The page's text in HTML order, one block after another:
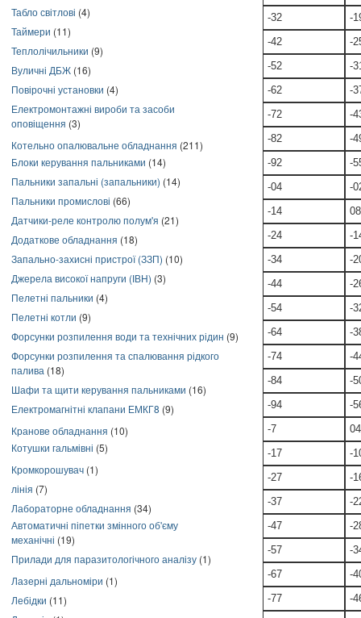
Табло світлові (4)
Таймери (11)
Теплолічильники (9)
Вуличні ДБЖ (16)
Повірочні установки (4)
Електромонтажні вироби та засоби
оповіщення (3)
Котельно опалювальне обладнання (211)
Блоки керування пальниками (14)
Пальники запальні (запальники) (14)
Пальники промислові (66)
Датчики-реле контролю полум'я (21)
Додаткове обладнання (18)
Запально-захисні пристрої (ЗЗП) (10)
Джерела високої напруги (ІВН) (3)
Пелетні пальники (4)
Пелетні котли (9)
Форсунки розпилення води та технічних рідин (9)
Форсунки розпилення та спалювання рідкого
палива (18)
Шафи та щити керування пальниками (16)
Електромагнітні клапани ЕМКГ8 (9)
Кранове обладнання (10)
Котушки гальмівні (5)
Кромкорошувач (1)
лінія (7)
Лабораторне обладнання (34)
Автоматичні піпетки змінного об'єму
механічні (19)
Прилади для паразитологічного аналізу (1)
Лазерні дальноміри (1)
Лебідки (11)
-32
-
-42
-
-52
-
-62
-
-72
-
-82
-
-92
-
-04
-
-14
08
-24
-
-34
-
-44
-
-54
-
-64
-
-74
-
-84
-
-94
-
-7
04
-17
-
-27
-
-37
-
-47
-
-57
-
-67
-
-77
-